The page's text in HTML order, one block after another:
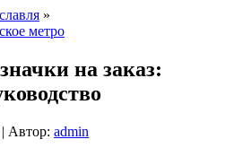
»
метро
на заказ:
| Автор: admin